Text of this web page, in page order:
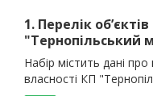
1. Перелік
"Тернопільський
Набір містить дані про
власності КП